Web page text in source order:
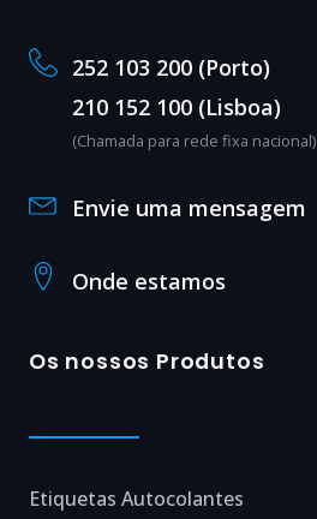
252 103 200 (Porto)
210 152 100 (Lisboa)
(Chamada para rede fixa nacional)
Envie uma mensagem
Onde estamos
Os nossos Produtos
Etiquetas Autocolantes